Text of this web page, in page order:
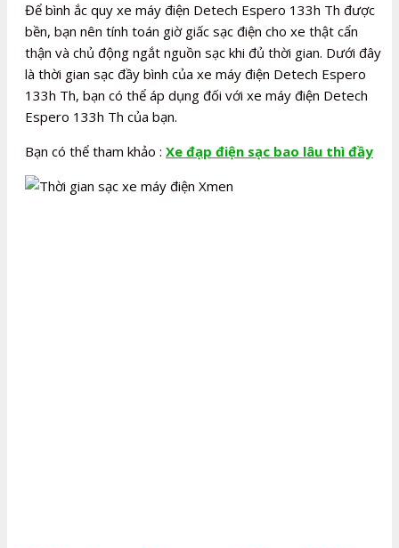
Để bình ắc quy xe máy điện Detech Espero 133h Th được
bền, bạn nên tính toán giờ giấc sạc điện cho xe thật cẩn
thận và chủ động ngắt nguồn sạc khi đủ thời gian. Dưới đây
là thời gian sạc đầy bình của xe máy điện Detech Espero
133h Th, bạn có thể áp dụng đối với xe máy điện Detech
Espero 133h Th của bạn.
Bạn có thể tham khảo : Xe đạp điện sạc bao lâu thì đầy